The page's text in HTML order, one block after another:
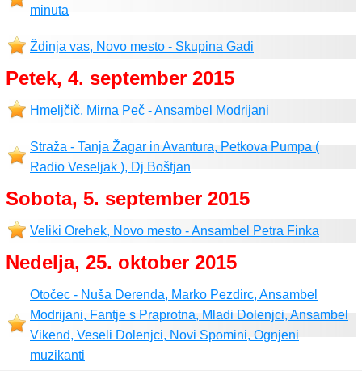
minuta
Ždinja vas, Novo mesto - Skupina Gadi
Petek, 4. september 2015
Hmeljčič, Mirna Peč - Ansambel Modrijani
Straža - Tanja Žagar in Avantura, Petkova Pumpa (
Radio Veseljak ), Dj Boštjan
Sobota, 5. september 2015
Veliki Orehek, Novo mesto - Ansambel Petra Finka
Nedelja, 25. oktober 2015
Otočec - Nuša Derenda, Marko Pezdirc, Ansambel
Modrijani, Fantje s Praprotna, Mladi Dolenjci, Ansambel
Vikend, Veseli Dolenjci, Novi Spomini, Ognjeni
muzikanti